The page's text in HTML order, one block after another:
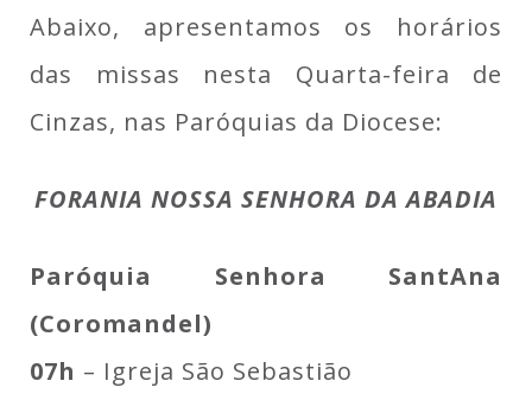
Abaixo, apresentamos os horários
das missas nesta Quarta-feira de
Cinzas, nas Paróquias da Diocese:
FORANIA NOSSA SENHORA DA ABADIA
Paróquia Senhora SantAna
(Coromandel)
07h – Igreja São Sebastião